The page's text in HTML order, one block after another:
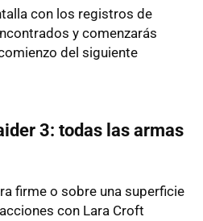
con los registros de
y comenzarás
del siguiente
3: todas las armas
firme o sobre una superficie
con Lara Croft